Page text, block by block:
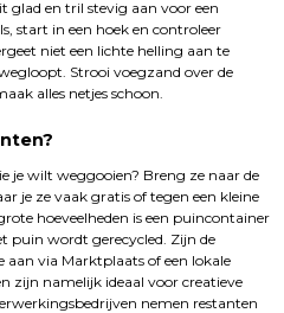
en tril stevig aan voor een
start in een hoek en controleer
niet een lichte helling aan te
Strooi voegzand over de
alles netjes schoon.
je wilt weggooien? Breng ze naar de
je ze vaak gratis of tegen een kleine
hoeveelheden is een puincontainer
puin wordt gerecycled. Zijn de
via Marktplaats of een lokale
zijn namelijk ideaal voor creatieve
nemen restanten